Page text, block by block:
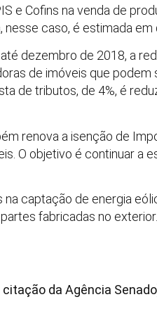
e Cofins na venda de
caso, é estimada em
dezembro de 2018, a
de imóveis que podem
de tributos, de 4%, é
renova a isenção de
O objetivo é continuar a
captação de energia
fabricadas no
da Agência